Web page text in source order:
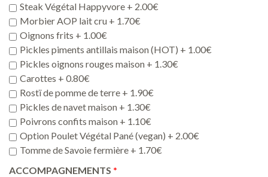
Steak Végétal Happyvore + 2.00€
Morbier AOP lait cru + 1.70€
Oignons frits + 1.00€
Pickles piments antillais maison (HOT) + 1.00€
Pickles oignons rouges maison + 1.30€
Carottes + 0.80€
Rostï de pomme de terre + 1.90€
Pickles de navet maison + 1.30€
Poivrons confits maison + 1.10€
Option Poulet Végétal Pané (vegan) + 2.00€
Tomme de Savoie fermière + 1.70€
ACCOMPAGNEMENTS